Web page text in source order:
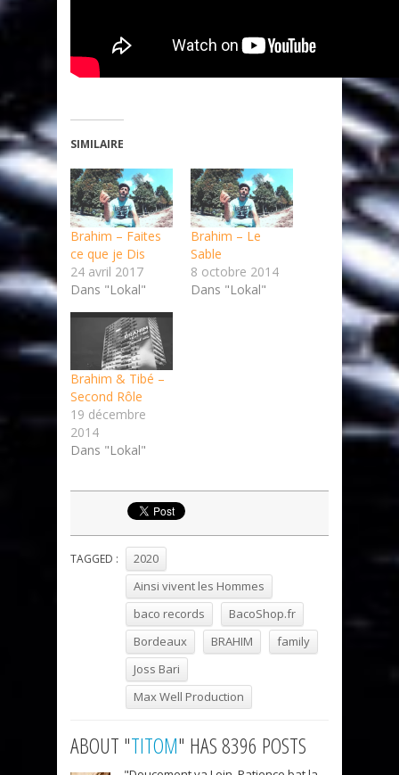
SIMILAIRE
Brahim – Faites
ce que je Dis
24 avril 2017
Dans "Lokal"
Brahim – Le
Sable
8 octobre 2014
Dans "Lokal"
Brahim & Tibé –
Second Rôle
19 décembre
2014
Dans "Lokal"
TAGGED :
2020
Ainsi vivent les Hommes
baco records
BacoShop.fr
Bordeaux
BRAHIM
family
Joss Bari
Max Well Production
ABOUT "TITOM" HAS 8396 POSTS